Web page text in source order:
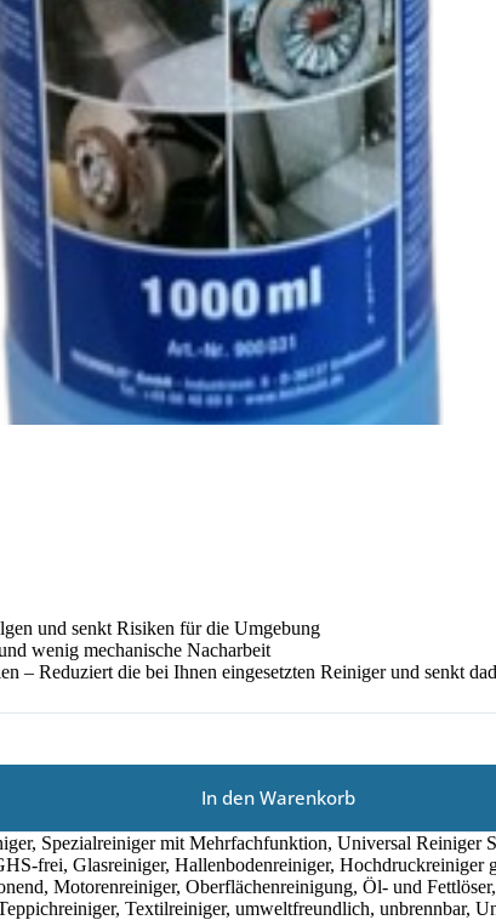
und senkt Risiken für die Umgebung
wenig mechanische Nacharbeit
– Reduziert die bei Ihnen eingesetzten Reiniger und senkt
In den Warenkorb
, Spezialreiniger mit Mehrfachfunktion, Universal Reiniger
frei, Glasreiniger, Hallenbodenreiniger, Hochdruckreiniger
, Motorenreiniger, Oberflächenreinigung, Öl- und Fettlöser,
, Textilreiniger, umweltfreundlich, unbrennbar,